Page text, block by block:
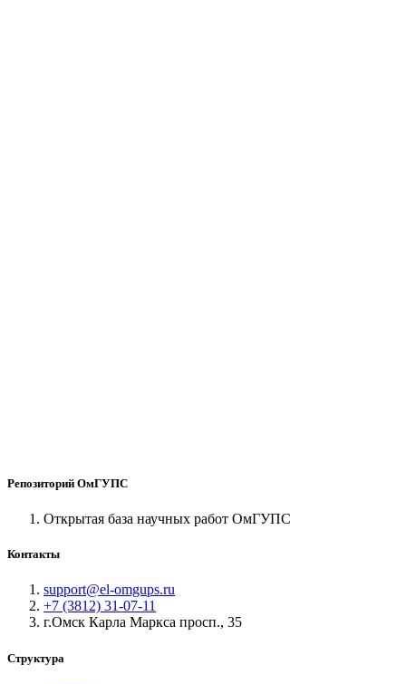
Репозиторий ОмГУПС
Открытая база научных работ ОмГУПС
Контакты
support@el-omgups.ru
+7 (3812) 31-07-11
г.Омск Карла Маркса просп., 35
Структура